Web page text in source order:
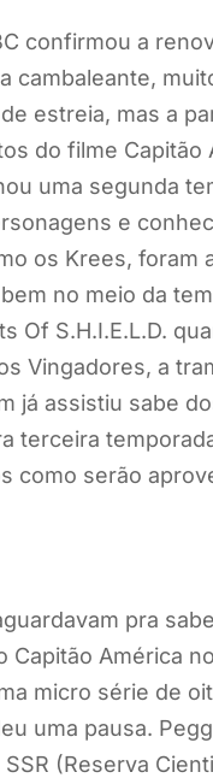
confirmou a
cambaleante,
estreia, mas a
do filme
uma segunda
e
os Krees,
no meio da
Of S.H.I.E.L.D.
Vingadores, a
já assistiu sabe
terceira
como serão
pra
Capitão América
micro série de
uma pausa.
(Reserva